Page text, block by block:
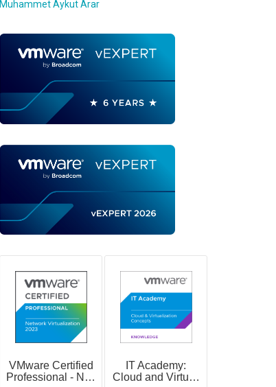
Muhammet Aykut Arar